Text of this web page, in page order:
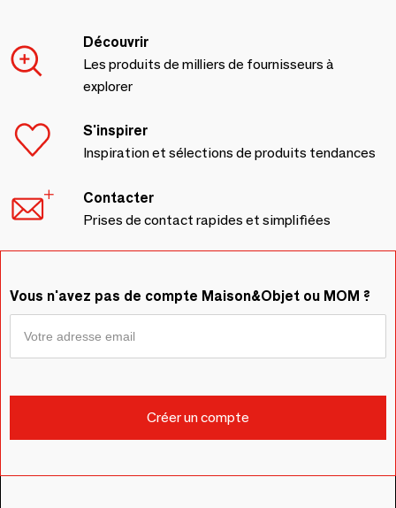
Découvrir
Les produits de milliers de fournisseurs à
explorer
S'inspirer
Inspiration et sélections de produits tendances
Contacter
Prises de contact rapides et simplifiées
Vous n'avez pas de compte Maison&Objet ou MOM ?